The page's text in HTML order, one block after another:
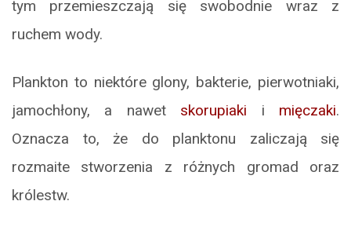
tym przemieszczają się swobodnie wraz z
ruchem wody.
Plankton to niektóre glony, bakterie, pierwotniaki,
jamochłony, a nawet skorupiaki i mięczaki.
Oznacza to, że do planktonu zaliczają się
rozmaite stworzenia z różnych gromad oraz
królestw.